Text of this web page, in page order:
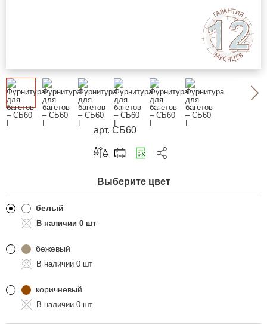
арт. СБ60
Скопировать ссылку
Telegram
Выберите цвет
белый
0 шт
бежевый
0 шт
коричневый
0 шт